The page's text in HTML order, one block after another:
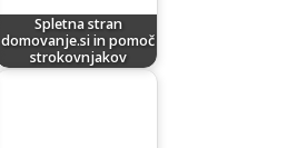
Spletna stran
domovanje.si in pomoč
strokovnjakov